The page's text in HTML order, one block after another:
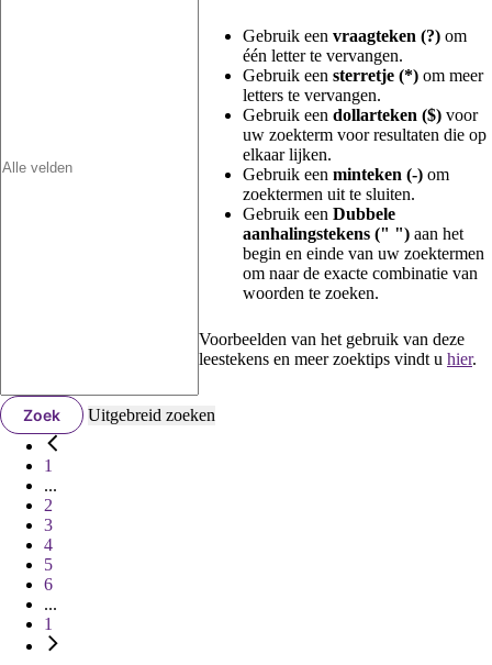
Gebruik een vraagteken (?) om
één letter te vervangen.
Gebruik een sterretje (*) om meer
letters te vervangen.
Gebruik een dollarteken ($) voor
uw zoekterm voor resultaten die op
elkaar lijken.
Gebruik een minteken (-) om
zoektermen uit te sluiten.
Gebruik een Dubbele
aanhalingstekens (" ") aan het
begin en einde van uw zoektermen
om naar de exacte combinatie van
woorden te zoeken.
Voorbeelden van het gebruik van deze
leestekens en meer zoektips vindt u hier.
Zoek Uitgebreid zoeken
1
...
2
3
4
5
6
...
1